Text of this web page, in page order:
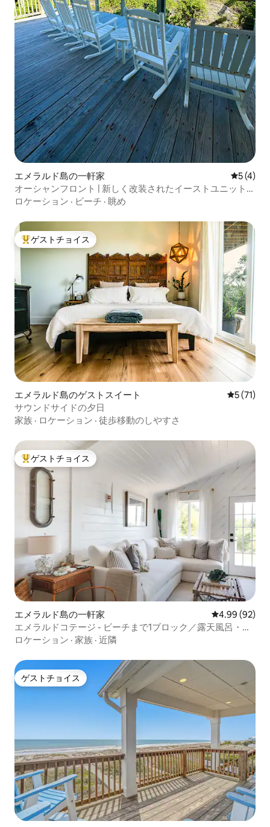
エメラルド島の一軒家 レビュー
5 (4)
オーシャンフロント | 新しく改装されたイーストユニット、
寝室3部屋/バスルーム2つ
ロケーション · ビーチ · 眺め
大好評のゲストチョイスです。
ゲストチョイス
エメラルド島のゲストスイート レビュー
5 (71)
サウンドサイドの夕日
家族 · ロケーション · 徒歩移動のしやすさ
大好評のゲストチョイスです。
ゲストチョイス
エメラルド島の一軒家 レビュー92
4.99 (92)
エメラルドコテージ - ビーチまで1ブロック／露天風呂・ジ
ャグジー
ロケーション · 家族 · 近隣
ゲストチョイス
ゲストチョイス